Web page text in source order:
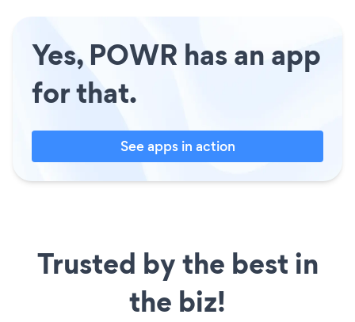
Yes, POWR has an app
for that.
See apps in action
Trusted by the best in
the biz!